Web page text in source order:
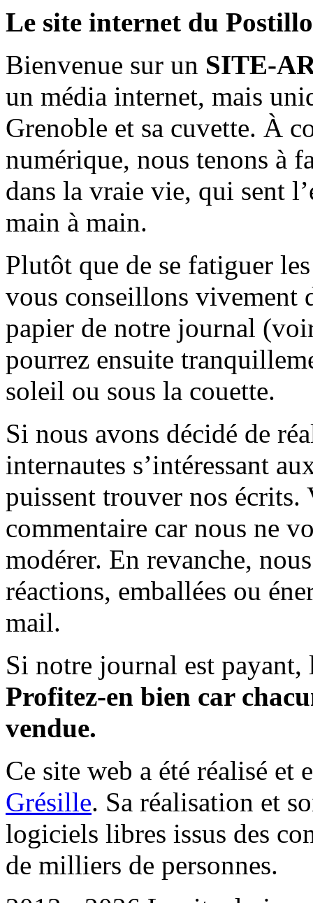
Le site internet du
Bienvenue sur un SITE-
un média internet, mais
Grenoble et sa cuvette. À
numérique, nous tenons à
dans la vraie vie, qui sent
main à main.
Plutôt que de se fatiguer
vous conseillons vivement
papier de notre journal
pourrez ensuite
soleil ou sous la couette.
Si nous avons décidé de
internautes s’intéressant
puissent trouver nos écrits.
commentaire car nous ne
modérer. En revanche,
réactions, emballées ou
mail.
Si notre journal est payant,
Profitez-en bien car
vendue.
Ce site web a été réalisé et
Grésille. Sa réalisation et
logiciels libres issus des
de milliers de personnes.